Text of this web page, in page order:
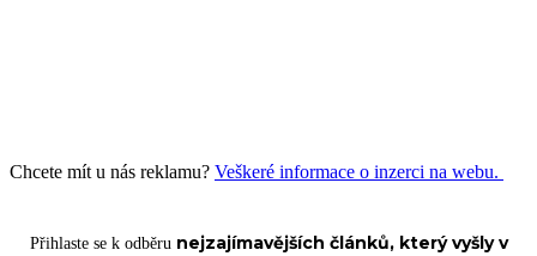
Chcete mít u nás reklamu? Veškeré informace o inzerci na webu.
Přihlaste se k odběru nejzajímavějších článků, který vyšly v